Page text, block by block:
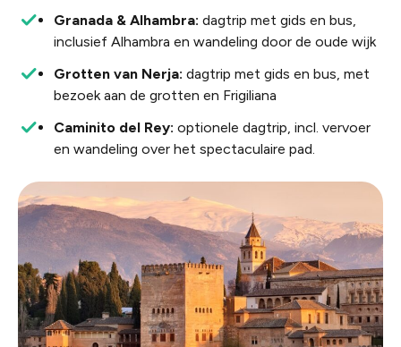
Granada & Alhambra: dagtrip met gids en bus,
inclusief Alhambra en wandeling door de oude wijk
Grotten van Nerja: dagtrip met gids en bus, met
bezoek aan de grotten en Frigiliana
Caminito del Rey: optionele dagtrip, incl. vervoer
en wandeling over het spectaculaire pad.